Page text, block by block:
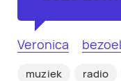
Veronica
muziek radio